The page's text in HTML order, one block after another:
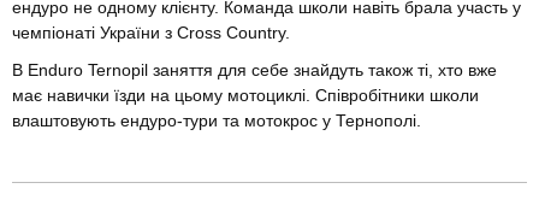
ендуро не одному клієнту. Команда школи навіть брала участь у
чемпіонаті України з Cross Country.
В Enduro Ternopil заняття для себе знайдуть також ті, хто вже
має навички їзди на цьому мотоциклі. Співробітники школи
влаштовують ендуро-тури та мотокрос у Тернополі.